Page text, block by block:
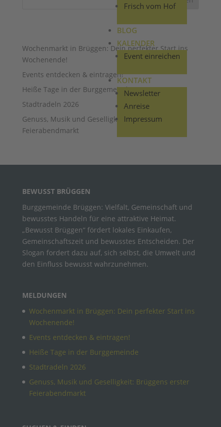
Frisch vom Hof
BLOG
KALENDER
Event einreichen
KONTAKT
Newsletter
Anreise
Impressum
Wochenmarkt in Brüggen: Dein perfekter Start ins
Wochenende!
Events entdecken & eintragen!
Heiße Tage in der Burggemeinde
Stadtradeln 2026
Genuss, Musik und Geselligkeit: Brüggens erster
Feierabendmarkt
BEWUSST BRÜGGEN
Burggemeinde Brüggen: Vielfalt, Gemeinschaft und
bewusstes Handeln für eine attraktive Heimat.
„Bewusst Brüggen“ fördert lokales Einkaufen,
Gemeinschaftszeit und bewusstes Entscheiden. Der
Slogan fordert dazu auf, sich selbst, die Umwelt und
den Einfluss bewusst wahrzunehmen.
MELDUNGEN
Wochenmarkt in Brüggen: Dein perfekter Start ins
Wochenende!
Events entdecken & eintragen!
Heiße Tage in der Burggemeinde
Stadtradeln 2026
Genuss, Musik und Geselligkeit: Brüggens erster
Feierabendmarkt